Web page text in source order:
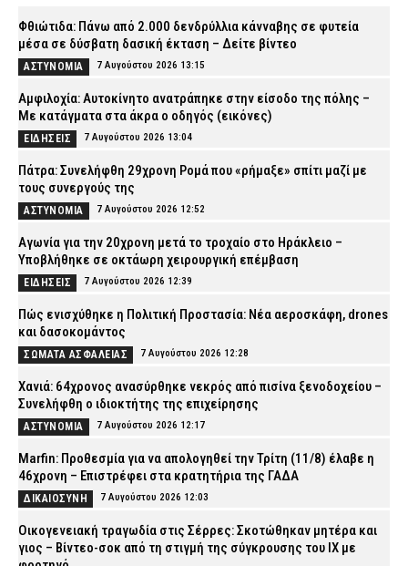
Φθιώτιδα: Πάνω από 2.000 δενδρύλλια κάνναβης σε φυτεία
μέσα σε δύσβατη δασική έκταση – Δείτε βίντεο
ΑΣΤΥΝΟΜΙΑ 7 Αυγούστου 2026 13:15
Αμφιλοχία: Αυτοκίνητο ανατράπηκε στην είσοδο της πόλης –
Με κατάγματα στα άκρα ο οδηγός (εικόνες)
ΕΙΔΗΣΕΙΣ 7 Αυγούστου 2026 13:04
Πάτρα: Συνελήφθη 29χρονη Ρομά που «ρήμαξε» σπίτι μαζί με
τους συνεργούς της
ΑΣΤΥΝΟΜΙΑ 7 Αυγούστου 2026 12:52
Αγωνία για την 20χρονη μετά το τροχαίο στο Ηράκλειο –
Υποβλήθηκε σε οκτάωρη χειρουργική επέμβαση
ΕΙΔΗΣΕΙΣ 7 Αυγούστου 2026 12:39
Πώς ενισχύθηκε η Πολιτική Προστασία: Νέα αεροσκάφη, drones
και δασοκομάντος
ΣΩΜΑΤΑ ΑΣΦΑΛΕΙΑΣ 7 Αυγούστου 2026 12:28
Χανιά: 64χρονος ανασύρθηκε νεκρός από πισίνα ξενοδοχείου –
Συνελήφθη ο ιδιοκτήτης της επιχείρησης
ΑΣΤΥΝΟΜΙΑ 7 Αυγούστου 2026 12:17
Marfin: Προθεσμία για να απολογηθεί την Τρίτη (11/8) έλαβε η
46χρονη – Επιστρέφει στα κρατητήρια της ΓΑΔΑ
ΔΙΚΑΙΟΣΥΝΗ 7 Αυγούστου 2026 12:03
Οικογενειακή τραγωδία στις Σέρρες: Σκοτώθηκαν μητέρα και
γιος – Βίντεο-σοκ από τη στιγμή της σύγκρουσης του ΙΧ με